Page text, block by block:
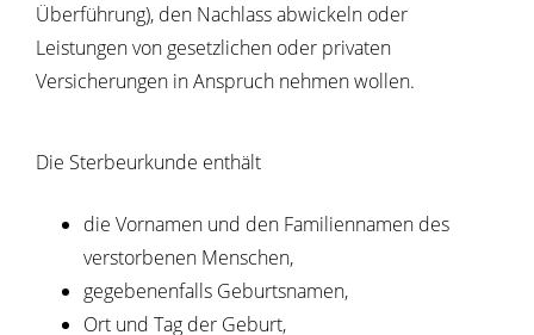
Überführung), den Nachlass abwickeln oder
Leistungen von gesetzlichen oder privaten
Versicherungen in Anspruch nehmen wollen.
Die Sterbeurkunde enthält
die Vornamen und den Familiennamen des
verstorbenen Menschen,
gegebenenfalls Geburtsnamen,
Ort und Tag der Geburt,